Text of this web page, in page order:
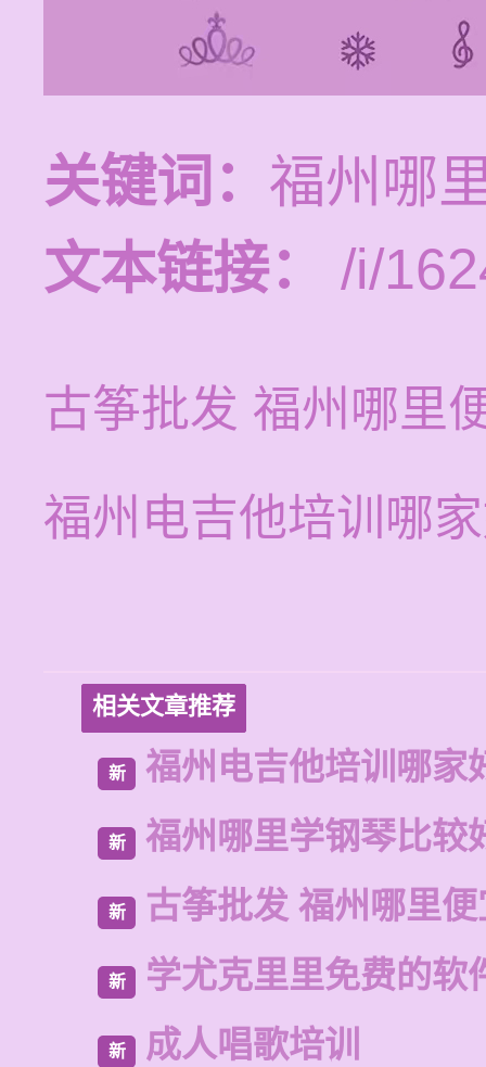
关键词： 福州哪
文本链接：
/i/
古筝批发 福州哪里
福州电吉他培训哪
相关文章推荐
新 福州电吉他培训哪家
新 福州哪里学钢琴比较
新 古筝批发 福州哪里
新 学尤克里里免费的软
新 成人唱歌培训